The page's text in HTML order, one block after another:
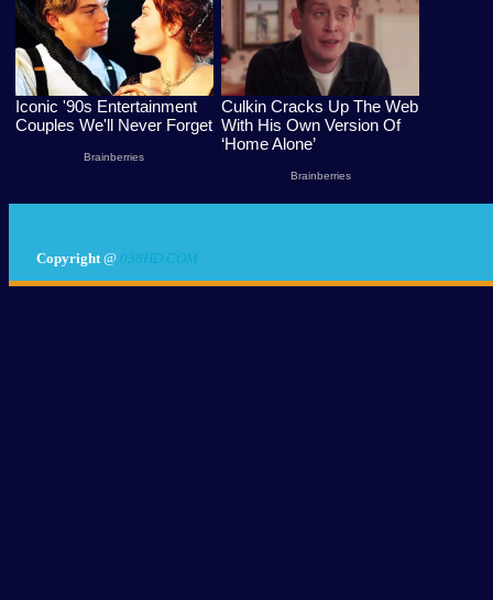
Copyright@ 038HD.COM